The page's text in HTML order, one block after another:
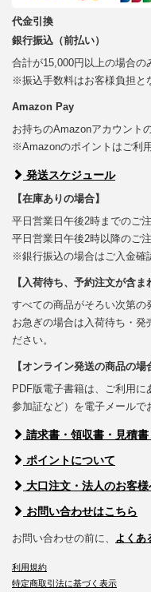
代金引換
銀行振込（前払い）
合計が15,000円以上の場合の
※振込手数料はお客様負担と
Amazon Pay
お持ちのAmazonアカウント
※Amazonのポイントはご利
発送スケジュール
【在庫ありの場合】
平日営業日午後2時までのご
平日営業日午後2時以降のご
※銀行振込の場合はご入金確
【入荷待ち、予約注文が含ま
すべての商品がそろい次第の
お急ぎの場合は入荷待ち・発
ださい。
【オンライン発送の商品の場
PDF版電子書籍は、ご利用に
参加証など）を電子メールで
請求書・領収書・見積
ポイントについて
大口注文・法人のお客様
お問い合わせはこちら
お問い合わせの前に、 よくあ
利用規約
特定商取引法に基づく表示